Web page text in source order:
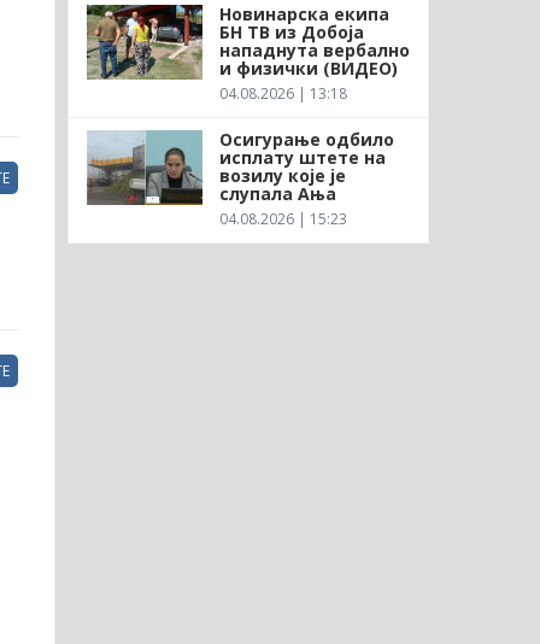
Новинарска екипа
БН ТВ из Добоја
нападнута вербално
и физички (ВИДЕО)
04.08.2026 | 13:18
Осигурање одбило
исплату штете на
возилу које је
слупала Ања
04.08.2026 | 15:23